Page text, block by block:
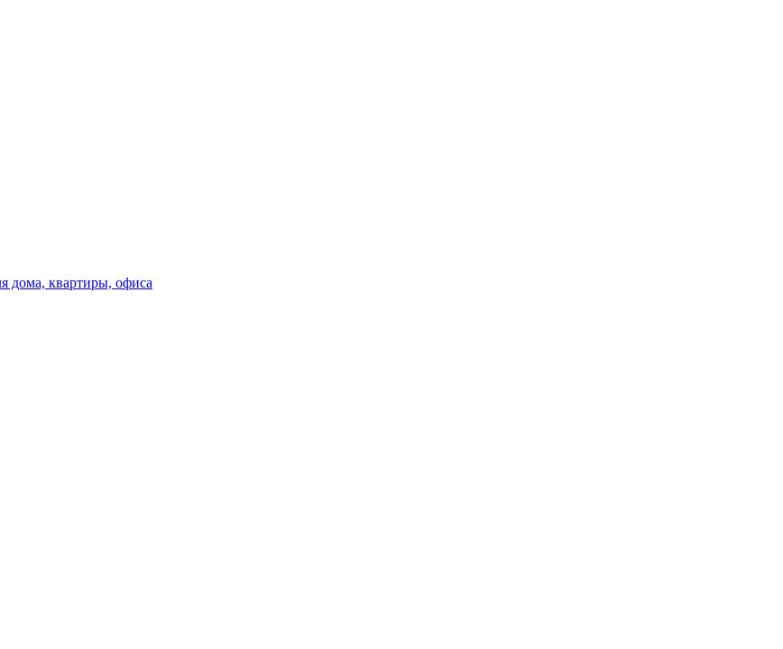
дома, квартиры, офиса